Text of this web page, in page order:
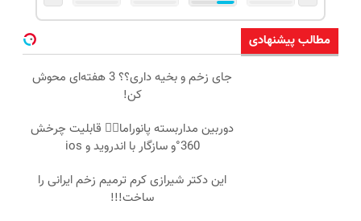
مطالب پیشنهادی
جای زخم و بخیه داری؟؟ 3 هفته‌ای محوش
کن!
دوربین مداربسته پانوراما👈🏻 قابلیت چرخش
360°و سازگار با اندروید و ios
این دکتر شیرازی کرم ترمیم زخم ایرانی را
ساخت!!!